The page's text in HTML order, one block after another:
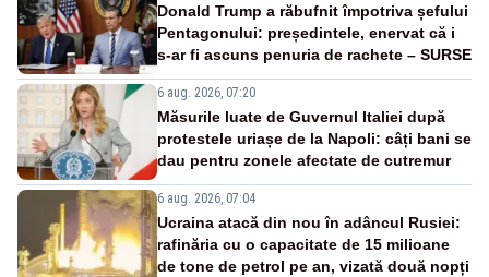
Donald Trump a răbufnit împotriva șefului
Pentagonului: președintele, enervat că i
s-ar fi ascuns penuria de rachete – SURSE
6 aug. 2026, 07:20
Măsurile luate de Guvernul Italiei după
protestele uriașe de la Napoli: câți bani se
dau pentru zonele afectate de cutremur
6 aug. 2026, 07:04
Ucraina atacă din nou în adâncul Rusiei:
rafinăria cu o capacitate de 15 milioane
de tone de petrol pe an, vizată două nopți